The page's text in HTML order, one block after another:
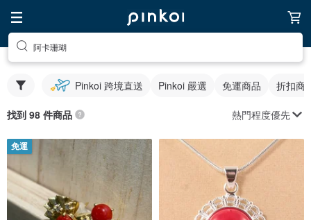
阿卡珊瑚
Pinkoi 跨境直送 Pinkoi 嚴選 免運商品 折扣商
找到 98 件商品 熱門程度優先
免運